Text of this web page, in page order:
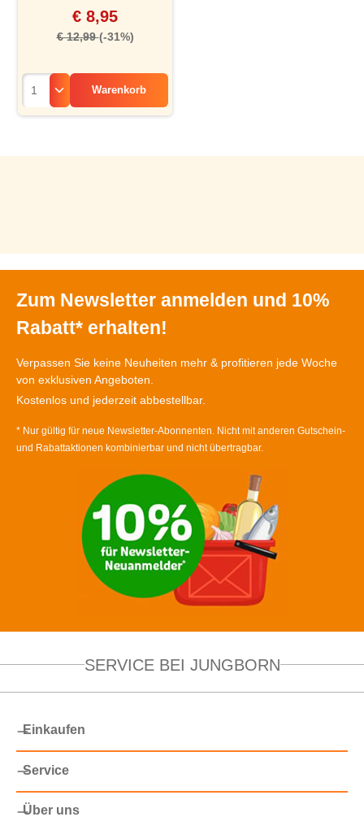
€ 8,95
€ 12,99(-31%)
Warenkorb
Zum Newsletter anmelden und 10%
Rabatt* erhalten!
Verpassen Sie keine Neuheiten mehr & profitieren jede Woche
von exklusiven Angeboten.
Kostenlos und jederzeit abbestellbar.
* Nur gültig für neue Newsletter-Abonnenten. Nicht mit anderen Gutschein-
und Rabattaktionen kombinierbar und nicht übertragbar.
SERVICE BEI JUNGBORN
Einkaufen
Service
Über uns